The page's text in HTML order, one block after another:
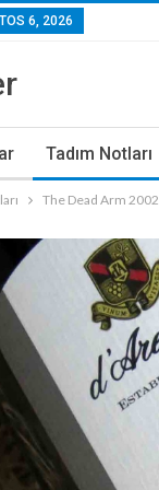
6, 2026
Tadım Notları
The Dead Arm 2002